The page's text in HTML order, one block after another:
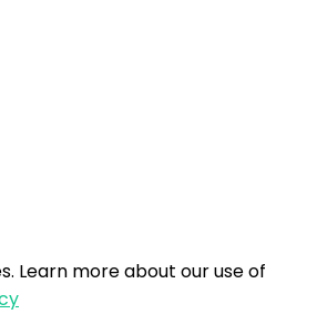
Learn more about our use of